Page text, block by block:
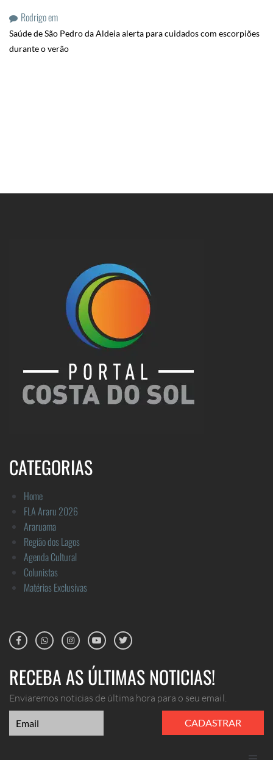
Rodrigoem
Saúde de São Pedro da Aldeia alerta para cuidados com escorpiões
durante o verão
CATEGORIAS
Home
FLA Araru 2026
Araruama
Região dos Lagos
Agenda Cultural
Colunistas
Matérias Exclusivas
RECEBA AS ÚLTIMAS NOTICIAS!
Enviaremos noticias de última hora para o seu email.
CADASTRAR